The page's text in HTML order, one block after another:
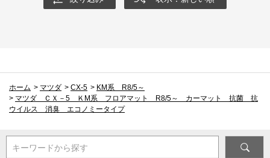
ホーム > マツダ > CX-5 > KM系 R8/5～
> マツダ ＣＸ－5 ＫM系 フロアマット R8/5～ カーマット 抗菌 抗
ウイルス 消臭 エコノミータイプ
キーワードから探す